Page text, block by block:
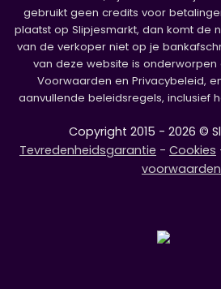
gebruikt geen credits voor
plaatst op Slipjesmarkt, dan komt de
van de verkoper niet op je
van deze website is
Voorwaarden en Privacybeleid,
aanvullende beleidsregels, inclusief
Copyright 2015 - 2026 ©
Tevredenheidsgarantie - Cookies
voorwaarden